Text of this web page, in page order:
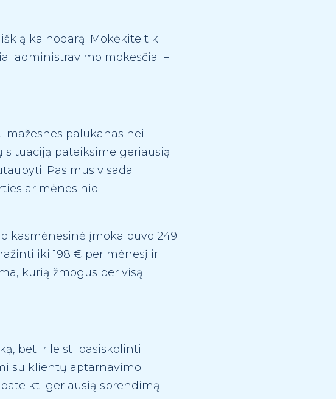
kainodarą. Mokėkite tik
administravimo mokesčiai –
mažesnes palūkanas nei
pateiksime geriausią
Pas mus visada
ar mėnesinio
kasmėnesinė įmoka buvo 249
iki 198 € per mėnesį ir
kurią žmogus per visą
bet ir leisti pasiskolinti
su klientų aptarnavimo
geriausią sprendimą.